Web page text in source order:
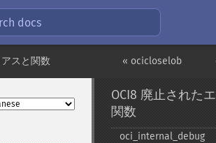
docs
« ocicloselob
スと関数
OCI8 廃止された
関数
oci_​internal_​debug